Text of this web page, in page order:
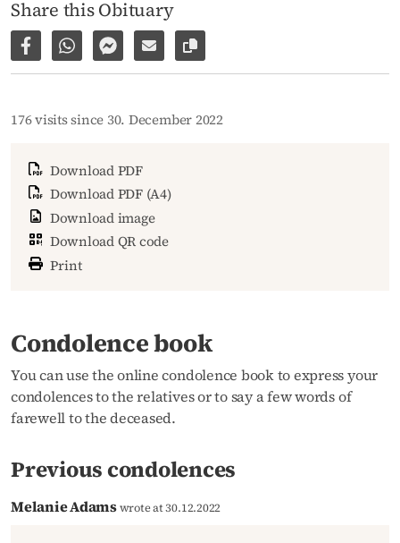
Share this Obituary
Share on Facebook
Share via WhatsApp
Share via Facebook Messenger
Share via E-Mail
Copy link to page
176 visits since 30. December 2022
Download PDF
Download PDF (A4)
Download image
Download QR code
Print
Condolence book
You can use the online condolence book to express your
condolences to the relatives or to say a few words of
farewell to the deceased.
Previous condolences
Melanie Adamswrote at 30.12.2022